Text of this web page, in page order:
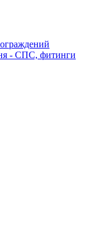
- СПС, фитинги